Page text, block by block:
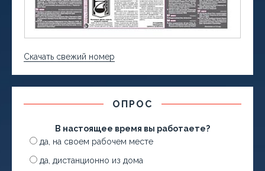
Скачать свежий номер
ОПРОС
В настоящее время вы работаете?
да, на своем рабочем месте
да, дистанционно из дома